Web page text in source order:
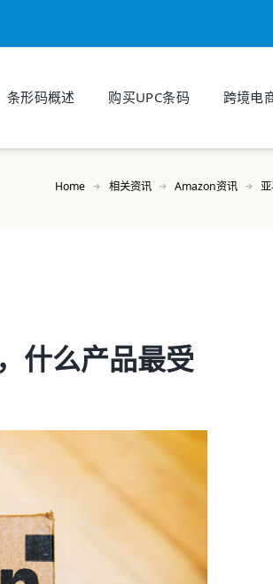
条形码概述 购买UPC条码 跨境电
Home 相关资讯 Amazon资讯
什么产品最受